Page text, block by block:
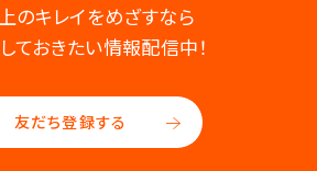
のキレイをめざすなら
ておきたい情報配信中！
友だち登録する